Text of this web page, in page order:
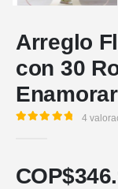
Arreglo
con 30
4
COP$